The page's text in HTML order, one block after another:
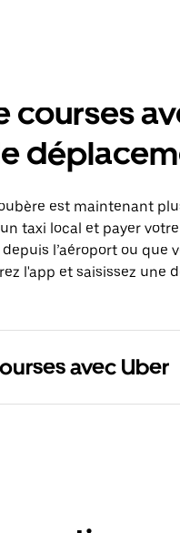
courses
est maintenant
taxi local et payer
l’aéroport ou
l'app et saisissez une
avec Uber